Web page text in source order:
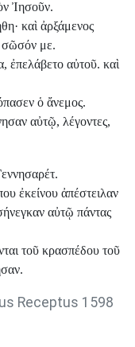
Ἰησοῦν.
καὶ ἀρξάμενος
σῶσόν με.
ἐπελάβετο αὐτοῦ. καὶ
ὁ ἄνεμος.
αὐτῷ, λέγοντες,
ἐκείνου ἀπέστειλαν
αὐτῷ πάντας
τοῦ κρασπέδου τοῦ
Receptus 1598